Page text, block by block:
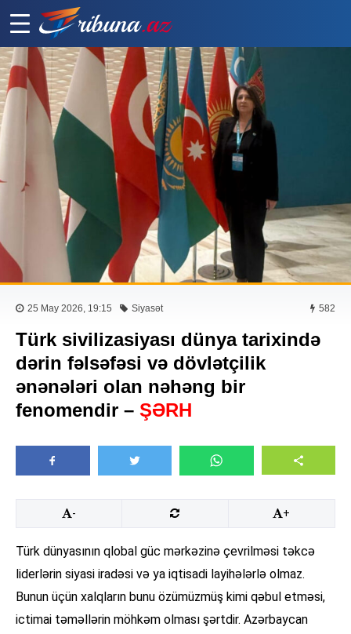
25 May 2026, 19:15 Siyasət 582
Türk sivilizasiyası dünya tarixində
dərin fəlsəfəsi və dövlətçilik
ənənələri olan nəhəng bir
fenomendir – ŞƏRH
- +
Türk dünyasının qlobal güc mərkəzinə çevrilməsi təkcə
liderlərin siyasi iradəsi və ya iqtisadi layihələrlə olmaz.
Bunun üçün xalqların bunu özümüzmüş kimi qəbul etməsi,
ictimai təməllərin möhkəm olması şərtdir. Azərbaycan